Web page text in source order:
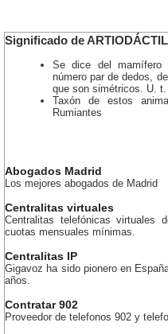
Significado de
Se dice del mamífero
número par de dedos,
que son simétricos. U.
Taxón de estos
Rumiantes
Abogados Madrid
Los mejores abogados de Madrid
Centralitas virtuales
Centralitas telefónicas virtuales
cuotas mensuales mínimas.
Centralitas IP
Gigavoz ha sido pionero en
años.
Contratar 902
Proveedor de telefonos 902 y